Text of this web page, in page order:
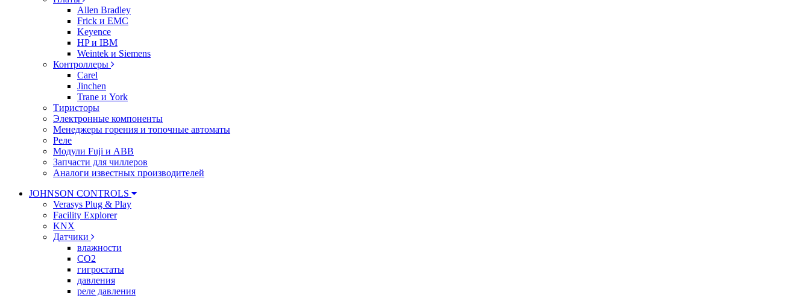
Allen Bradley
Frick и EMC
Keyence
HP и IBM
Weintek и Siemens
Контроллеры
Carel
Jinchen
Trane и York
Тиристоры
Электронные компоненты
Менеджеры горения и топочные автоматы
Реле
Модули Fuji и ABB
Запчасти для чиллеров
Аналоги известных производителей
JOHNSON CONTROLS
Verasys Plug & Play
Facility Explorer
KNX
Датчики
влажности
CO2
гигростаты
давления
реле давления